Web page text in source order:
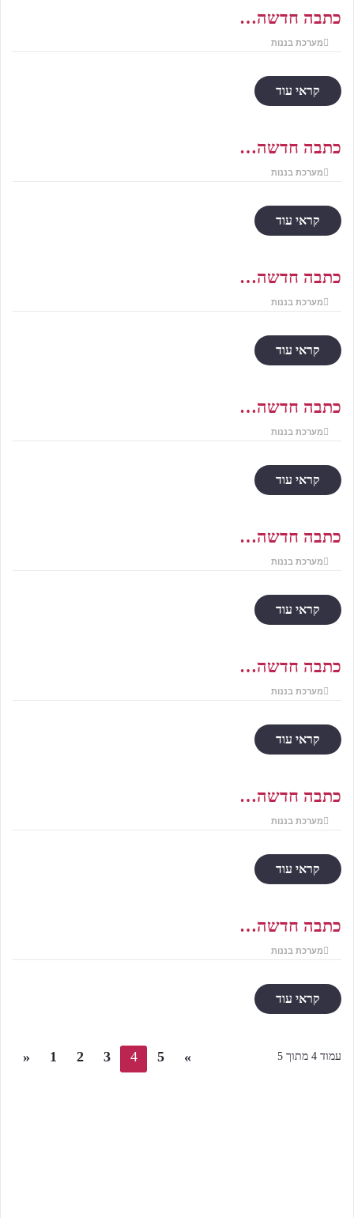
כתבה חדשה…
מערכת בננות
קראי עוד
כתבה חדשה…
מערכת בננות
קראי עוד
כתבה חדשה…
מערכת בננות
קראי עוד
כתבה חדשה…
מערכת בננות
קראי עוד
כתבה חדשה…
מערכת בננות
קראי עוד
כתבה חדשה…
מערכת בננות
קראי עוד
כתבה חדשה…
מערכת בננות
קראי עוד
כתבה חדשה…
מערכת בננות
קראי עוד
עמוד 4 מתוך 5 « 1 2 3 4 5 »